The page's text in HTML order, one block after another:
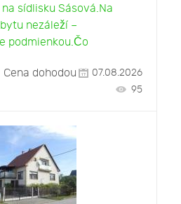
sídlisku Sásová.Na
nezáleží –
podmienkou.Čo
Cena dohodou
07.08.2026
95